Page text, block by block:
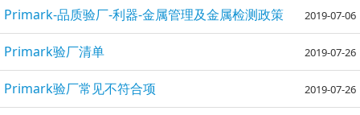
Primark-品质验厂-利器-金属管理及金属检测政策 2019-07-06
Primark验厂清单 2019-07-26
Primark验厂常见不符合项 2019-07-26